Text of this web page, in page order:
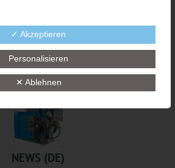
27. JANUAR 2025
NEWS (DE)
✓ Akzeptieren
Personalisieren
✕ Ablehnen